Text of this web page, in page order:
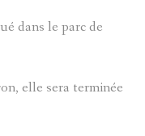
dans le parc de
elle sera terminée